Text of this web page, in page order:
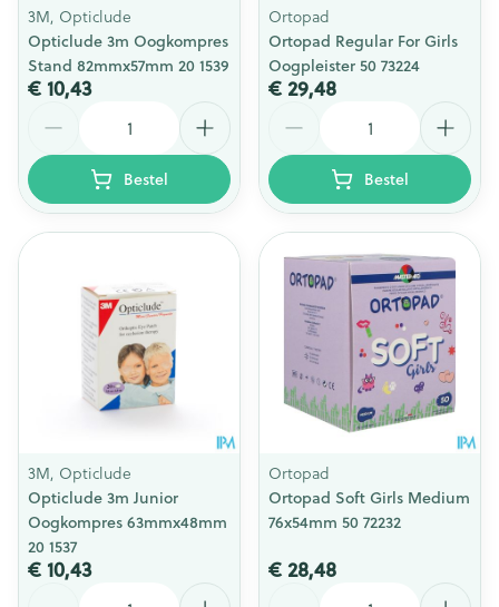
3M, Opticlude
Opticlude 3m Oogkompres
Stand 82mmx57mm 20 1539
€ 10,43
Bestel
Ortopad
Ortopad Regular For Girls
Oogpleister 50 73224
€ 29,48
Bestel
3M, Opticlude
Opticlude 3m Junior
Oogkompres 63mmx48mm
20 1537
€ 10,43
Ortopad
Ortopad Soft Girls Medium
76x54mm 50 72232
€ 28,48